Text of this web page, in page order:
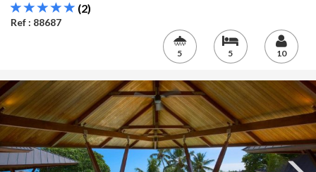
(2)
Ref : 88687
5 5 10